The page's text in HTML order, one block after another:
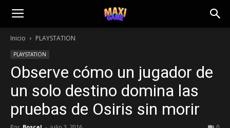
Inicio PLAYSTATION
PLAYSTATION
Observe cómo un jugador de
un solo destino domina las
pruebas de Osiris sin morir